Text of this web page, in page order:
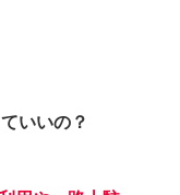
いいの？